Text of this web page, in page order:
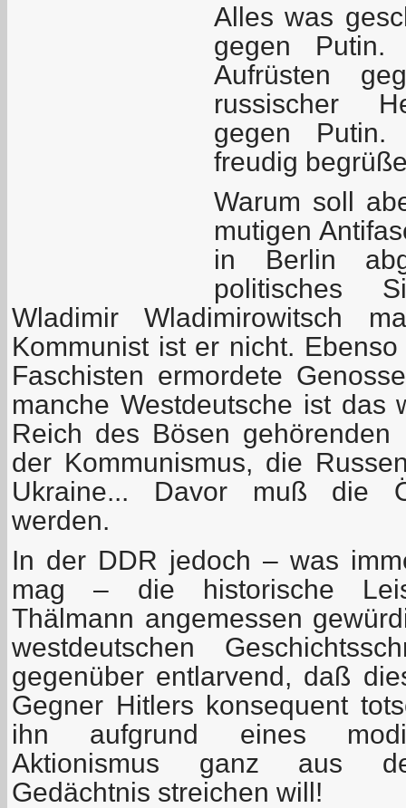
Alles was
gegen Putin.
Aufrüsten
russischer
gegen Putin.
freudig
Warum soll
mutigen
in Berlin
politisches
Wladimir Wladimirowitsch
Kommunist ist er nicht.
Faschisten ermordete
manche Westdeutsche ist das
Reich des Bösen gehörenden
der Kommunismus, die
Ukraine... Davor muß die
werden.
In der DDR jedoch – was
mag – die historische
Thälmann angemessen
westdeutschen
gegenüber entlarvend, daß
Gegner Hitlers konsequent
ihn aufgrund eines
Aktionismus ganz aus
Gedächtnis streichen will!